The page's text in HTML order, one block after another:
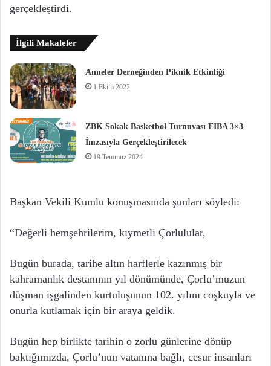
gerçekleştirdi.
İlgili Makaleler
Anneler Derneğinden Piknik Etkinliği
1 Ekim 2022
ZBK Sokak Basketbol Turnuvası FIBA 3×3
İmzasıyla Gerçekleştirilecek
19 Temmuz 2024
Başkan Vekili Kumlu konuşmasında şunları söyledi:
“Değerli hemşehrilerim, kıymetli Çorlulular,
Bugün burada, tarihe altın harflerle kazınmış bir
kahramanlık destanının yıl dönümünde, Çorlu’muzun
düşman işgalinden kurtuluşunun 102. yılını coşkuyla ve
onurla kutlamak için bir araya geldik.
Bugün hep birlikte tarihin o zorlu günlerine dönüp
baktığımızda, Çorlu’nun vatanına bağlı, cesur insanları